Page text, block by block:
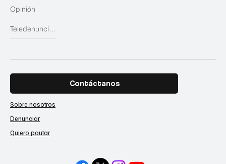
Opinión
Teledenuncias
Contáctanos
Sobre nosotros
Denunciar
Quiero pautar